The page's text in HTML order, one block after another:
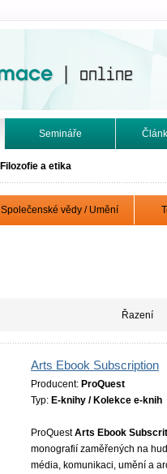
Semináře
Filozofie a etika
Společenské vědy / Umění
Řazení
Arts Ebook Subscription
Producent: ProQuest
Typ: E-knihy / Kolekce e-knih
ProQuestArts Ebook
monografií zaměřených na
média, komunikaci, umění a